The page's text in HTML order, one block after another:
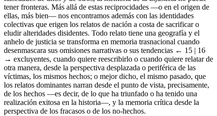
tener fronteras. Más allá de estas reciprocidades —o en el origen de
ellas, más bien— nos encontramos además con las identidades
colectivas que erigen los relatos de nación a costa de sacrificar o
eludir alteridades disidentes. Todo relato tiene una geografía y el
anhelo de justicia se transforma en memoria trasnacional cuando
desenmascara sus omisiones narrativas o sus tendencias ← 15 | 16
→ excluyentes, cuando quiere reescribirlo o cuando quiere relatar de
otra manera, desde la perspectiva desplazada o periférica de las
víctimas, los mismos hechos; o mejor dicho, el mismo pasado, que
los relatos dominantes narran desde el punto de vista, precisamente,
de los hechos —es decir, de lo que ha triunfado o ha tenido una
realización exitosa en la historia—, y la memoria crítica desde la
perspectiva de los fracasos o de los no-hechos.